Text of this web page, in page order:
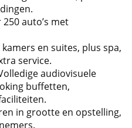
auto’s met
en suites, plus spa,
service.
audiovisuele
buffetten,
in grootte en opstelling,